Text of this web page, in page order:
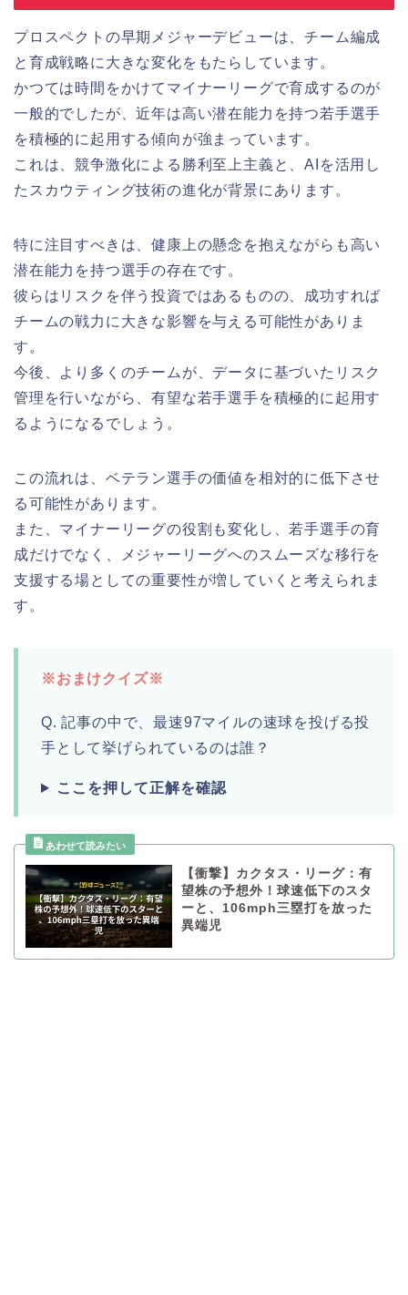
プロスペクトの早期メジャーデビューは、チーム編成
と育成戦略に大きな変化をもたらしています。
かつては時間をかけてマイナーリーグで育成するのが
一般的でしたが、近年は高い潜在能力を持つ若手選手
を積極的に起用する傾向が強まっています。
これは、競争激化による勝利至上主義と、AIを活用し
たスカウティング技術の進化が背景にあります。
特に注目すべきは、健康上の懸念を抱えながらも高い
潜在能力を持つ選手の存在です。
彼らはリスクを伴う投資ではあるものの、成功すれば
チームの戦力に大きな影響を与える可能性がありま
す。
今後、より多くのチームが、データに基づいたリスク
管理を行いながら、有望な若手選手を積極的に起用す
るようになるでしょう。
この流れは、ベテラン選手の価値を相対的に低下させ
る可能性があります。
また、マイナーリーグの役割も変化し、若手選手の育
成だけでなく、メジャーリーグへのスムーズな移行を
支援する場としての重要性が増していくと考えられま
す。
※おまけクイズ※
Q. 記事の中で、最速97マイルの速球を投げる投
手として挙げられているのは誰？
ここを押して正解を確認
【衝撃】カクタス・リーグ：有
望株の予想外！球速低下のスタ
ーと、106mph三塁打を放った
異端児